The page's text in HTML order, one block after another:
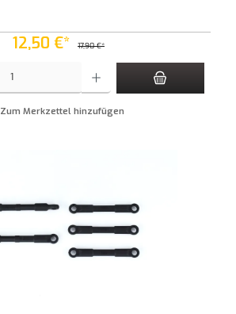
12,50 €* 17,90 €*
Zum Merkzettel hinzufügen